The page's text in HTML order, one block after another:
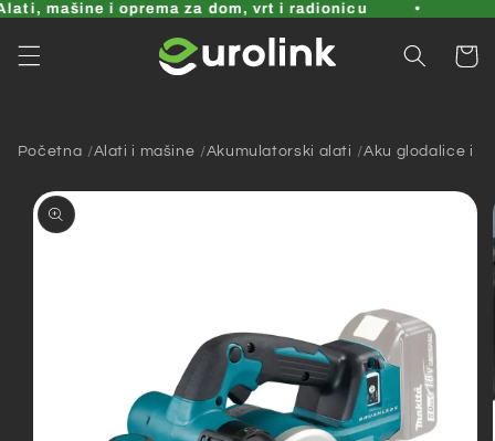
Pređi
sadržaj
mašine i oprema za dom, vrt i radionicu
Korpa
Početna Alati i mašine Akumulatorski alati Aku glodalice i
informacije